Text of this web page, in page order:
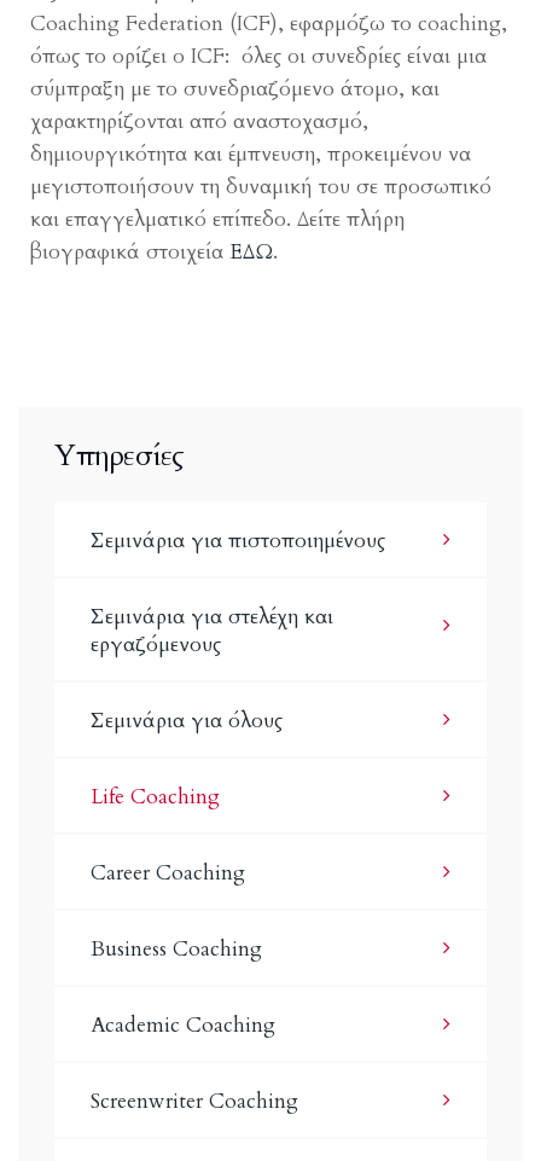
Coaching Federation (ICF), εφαρμόζω το coaching,
όπως το ορίζει ο ICF: όλες οι συνεδρίες είναι μια
σύμπραξη με το συνεδριαζόμενο άτομο, και
χαρακτηρίζονται από αναστοχασμό,
δημιουργικότητα και έμπνευση, προκειμένου να
μεγιστοποιήσουν τη δυναμική του σε προσωπικό
και επαγγελματικό επίπεδο. Δείτε πλήρη
βιογραφικά στοιχεία ΕΔΩ.
Υπηρεσίες
Σεμινάρια για πιστοποιημένους
Σεμινάρια για στελέχη και
εργαζόμενους
Σεμινάρια για όλους
Life Coaching
Career Coaching
Business Coaching
Academic Coaching
Screenwriter Coaching